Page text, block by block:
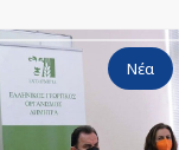
Νέα